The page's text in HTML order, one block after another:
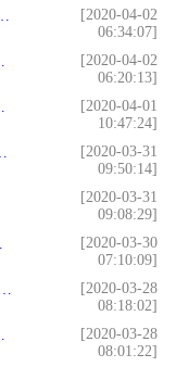
[2020-04-02
06:34:07]
[2020-04-02
06:20:13]
[2020-04-01
10:47:24]
[2020-03-31
09:50:14]
[2020-03-31
09:08:29]
[2020-03-30
07:10:09]
[2020-03-28
08:18:02]
[2020-03-28
08:01:22]